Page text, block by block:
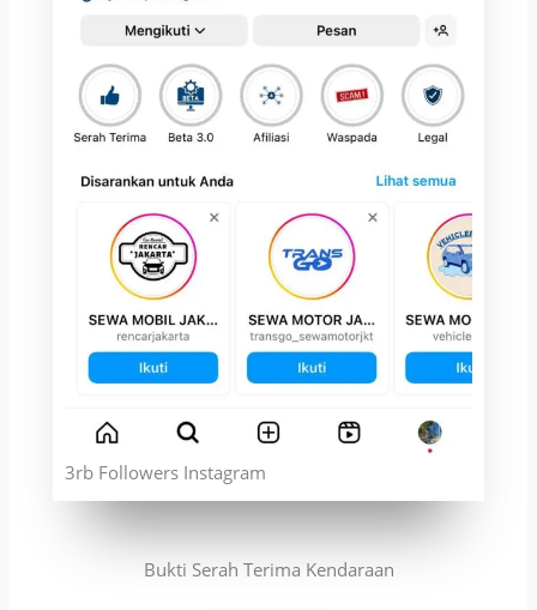
3rb Followers Instagram
Bukti Serah Terima Kendaraan